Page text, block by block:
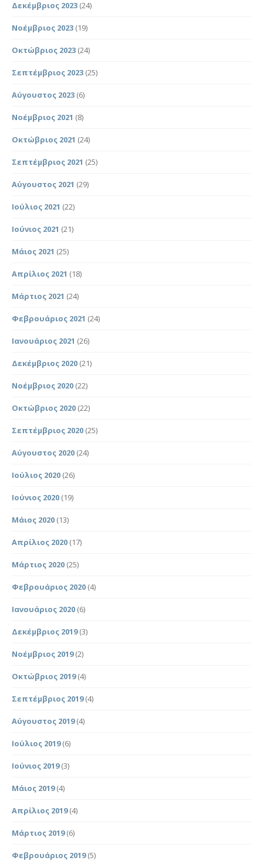
Δεκέμβριος 2023 (24)
Νοέμβριος 2023 (19)
Οκτώβριος 2023 (24)
Σεπτέμβριος 2023 (25)
Αύγουστος 2023 (6)
Νοέμβριος 2021 (8)
Οκτώβριος 2021 (24)
Σεπτέμβριος 2021 (25)
Αύγουστος 2021 (29)
Ιούλιος 2021 (22)
Ιούνιος 2021 (21)
Μάιος 2021 (25)
Απρίλιος 2021 (18)
Μάρτιος 2021 (24)
Φεβρουάριος 2021 (24)
Ιανουάριος 2021 (26)
Δεκέμβριος 2020 (21)
Νοέμβριος 2020 (22)
Οκτώβριος 2020 (22)
Σεπτέμβριος 2020 (25)
Αύγουστος 2020 (24)
Ιούλιος 2020 (26)
Ιούνιος 2020 (19)
Μάιος 2020 (13)
Απρίλιος 2020 (17)
Μάρτιος 2020 (25)
Φεβρουάριος 2020 (4)
Ιανουάριος 2020 (6)
Δεκέμβριος 2019(3)
Νοέμβριος 2019(2)
Οκτώβριος 2019(4)
Σεπτέμβριος 2019(4)
Αύγουστος 2019(4)
Ιούλιος 2019(6)
Ιούνιος 2019(3)
Μάιος 2019(4)
Απρίλιος 2019(4)
Μάρτιος 2019(6)
Φεβρουάριος 2019(5)